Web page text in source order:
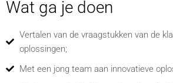
Wat ga je doen
Vertalen van de vraagstukken van de
oplossingen;
Met een jong team aan innovatieve